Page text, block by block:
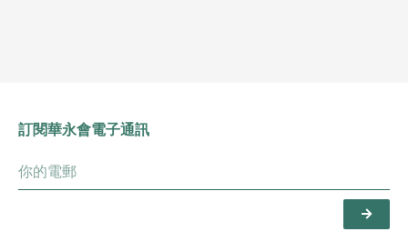
訂閱華永會電子通訊